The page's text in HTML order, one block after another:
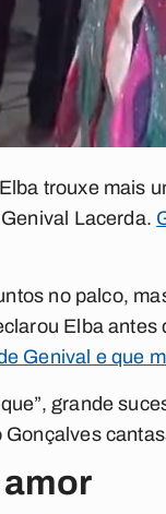
trouxe mais
Lacerda.
no palco,
Elba
Genival e que
grande
amor